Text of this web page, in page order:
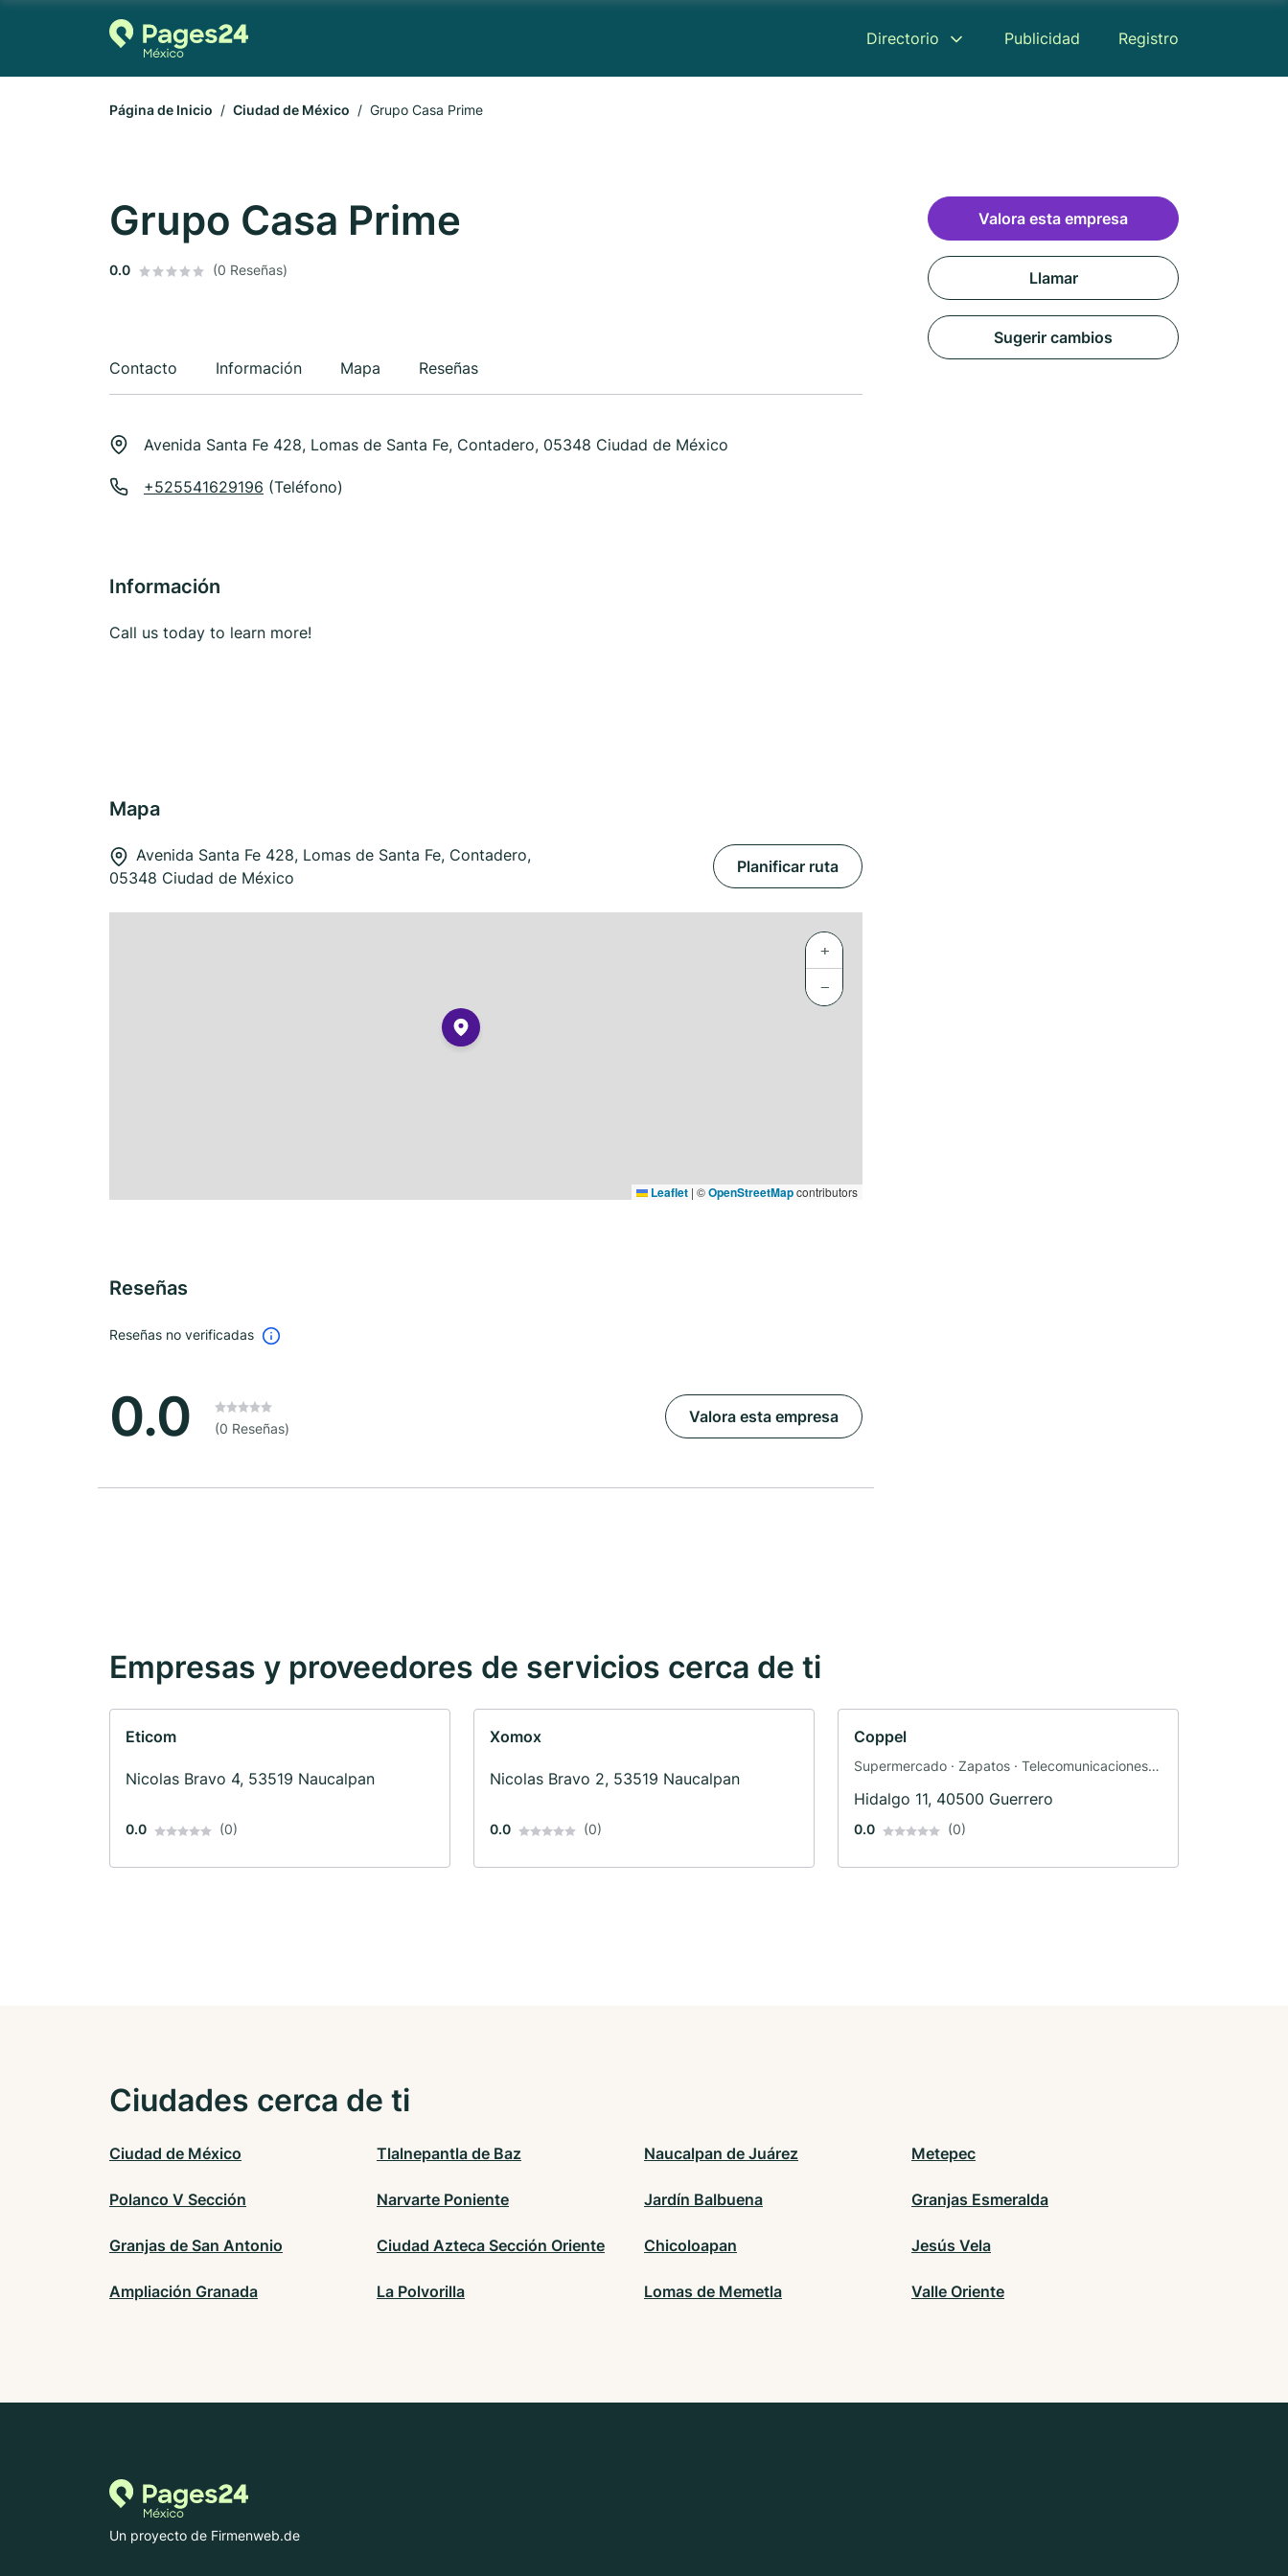
Directorio Publicidad Registro
Página de Inicio Ciudad de México Grupo Casa Prime
Grupo Casa Prime
0.0 (0 Reseñas)
Contacto Información Mapa Reseñas
Avenida Santa Fe 428, Lomas de Santa Fe, Contadero, 05348 Ciudad de México
+525541629196 (Teléfono)
Información
Call us today to learn more!
Mapa
Avenida Santa Fe 428, Lomas de Santa Fe, Contadero,
05348 Ciudad de México
Planificar ruta
+
−
Leaflet | ©OpenStreetMapcontributors
Reseñas
Reseñas no verificadas
0.0 (0 Reseñas)
Valora esta empresa
Valora esta empresa
Llamar
Sugerir cambios
Empresas y proveedores de servicios cerca de ti
Eticom
Nicolas Bravo 4, 53519 Naucalpan
0.0 (0)
Xomox
Nicolas Bravo 2, 53519 Naucalpan
0.0 (0)
Coppel
Supermercado · Zapatos · Telecomunicaciones ·
Grandes almacenes · Centro comercial
Hidalgo 11, 40500 Guerrero
0.0 (0)
Ciudades cerca de ti
Ciudad de México Tlalnepantla de Baz Naucalpan de Juárez Metepec
Polanco V Sección Narvarte Poniente Jardín Balbuena Granjas Esmeralda
Granjas de San Antonio Ciudad Azteca Sección Oriente Chicoloapan Jesús Vela
Ampliación Granada La Polvorilla Lomas de Memetla Valle Oriente
Un proyecto de Firmenweb.de